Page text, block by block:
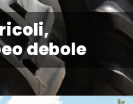
debole